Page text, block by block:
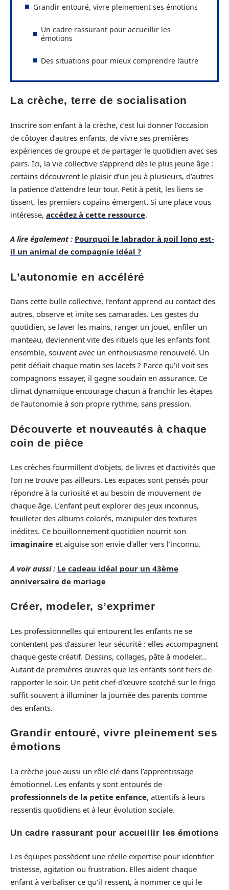
Grandir entouré, vivre pleinement ses émotions
Un cadre rassurant pour accueillir les
émotions
Des situations pour mieux comprendre l’autre
La crèche, terre de socialisation
Inscrire son enfant à la crèche, c’est lui donner l’occasion
de côtoyer d’autres enfants, de vivre ses premières
expériences de groupe et de partager le quotidien avec ses
pairs. Ici, la vie collective s’apprend dès le plus jeune âge :
certains découvrent le plaisir d’un jeu à plusieurs, d’autres
la patience d’attendre leur tour. Petit à petit, les liens se
tissent, les premiers copains émergent. Si une place vous
intéresse, accédez à cette ressource.
A lire également : Pourquoi le labrador à poil long est-
il un animal de compagnie idéal ?
L’autonomie en accéléré
Dans cette bulle collective, l’enfant apprend au contact des
autres, observe et imite ses camarades. Les gestes du
quotidien, se laver les mains, ranger un jouet, enfiler un
manteau, deviennent vite des rituels que les enfants font
ensemble, souvent avec un enthousiasme renouvelé. Un
petit défiait chaque matin ses lacets ? Parce qu’il voit ses
compagnons essayer, il gagne soudain en assurance. Ce
climat dynamique encourage chacun à franchir les étapes
de l’autonomie à son propre rythme, sans pression.
Découverte et nouveautés à chaque
coin de pièce
Les crèches fourmillent d’objets, de livres et d’activités que
l’on ne trouve pas ailleurs. Les espaces sont pensés pour
répondre à la curiosité et au besoin de mouvement de
chaque âge. L’enfant peut explorer des jeux inconnus,
feuilleter des albums colorés, manipuler des textures
inédites. Ce bouillonnement quotidien nourrit son
imaginaire et aiguise son envie d’aller vers l’inconnu.
A voir aussi : Le cadeau idéal pour un 43ème
anniversaire de mariage
Créer, modeler, s’exprimer
Les professionnelles qui entourent les enfants ne se
contentent pas d’assurer leur sécurité : elles accompagnent
chaque geste créatif. Dessins, collages, pâte à modeler…
Autant de premières œuvres que les enfants sont fiers de
rapporter le soir. Un petit chef-d’œuvre scotché sur le frigo
suffit souvent à illuminer la journée des parents comme
des enfants.
Grandir entouré, vivre pleinement ses
émotions
La crèche joue aussi un rôle clé dans l’apprentissage
émotionnel. Les enfants y sont entourés de
professionnels de la petite enfance, attentifs à leurs
ressentis quotidiens et à leur évolution sociale.
Un cadre rassurant pour accueillir les émotions
Les équipes possèdent une réelle expertise pour identifier
tristesse, agitation ou frustration. Elles aident chaque
enfant à verbaliser ce qu’il ressent, à nommer ce qui le